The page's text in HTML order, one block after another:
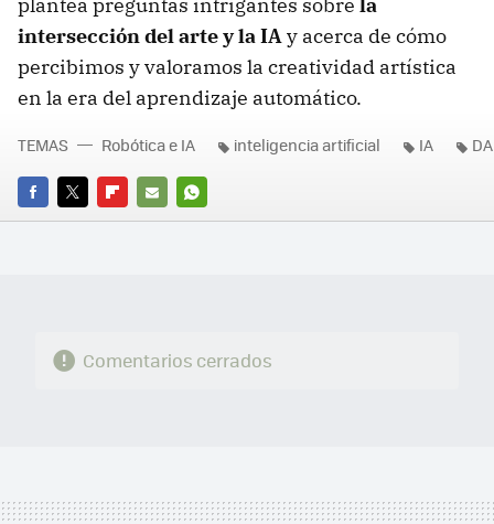
plantea preguntas intrigantes sobre la
intersección del arte y la IAy acerca de cómo
percibimos y valoramos la creatividad artística
en la era del aprendizaje automático.
FACEBOOK
TWITTERFLIPBOARD
E-
WHATSAPP
TEMAS Robótica e IA inteligencia artificial IA
Comentarios cerrados